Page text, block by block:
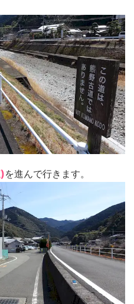
を進んで行きます。